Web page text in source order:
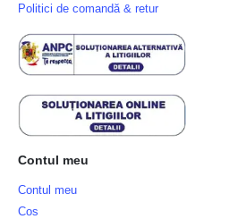
Politici de comandă & retur
Contul meu
Contul meu
Cos